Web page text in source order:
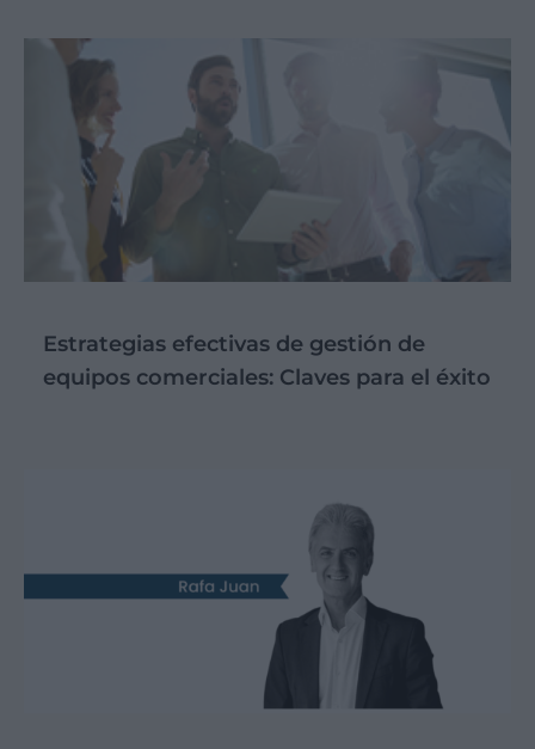
Estrategias efectivas de gestión de
equipos comerciales: Claves para el éxito